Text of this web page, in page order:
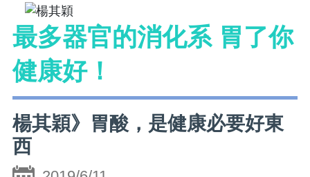
最多器官的消化系 胃了你
健康好！
楊其穎》胃酸，是健康必要好東
西